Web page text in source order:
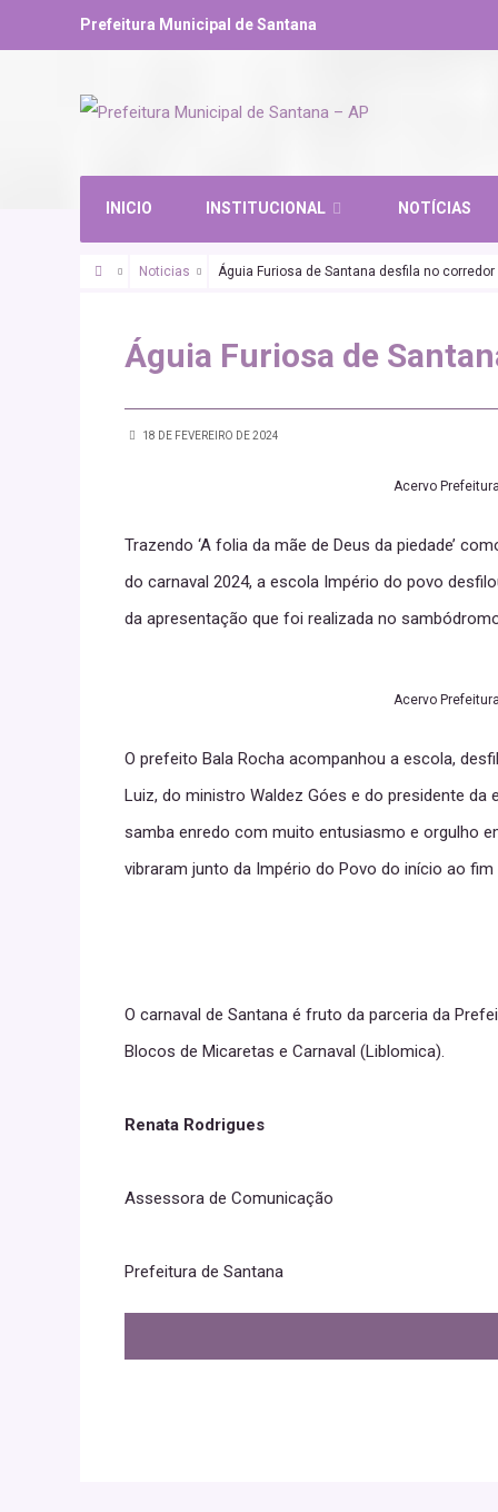
Prefeitura Municipal de Santana
INICIO INSTITUCIONAL NOTÍCIAS
Noticias Águia Furiosa de Santana desfila no corredor
Águia Furiosa de
18 DE FEVEREIRO DE 2024
Acervo
Trazendo ‘A folia da mãe de Deus da piedade’
do carnaval 2024, a escola Império do povo
da apresentação que foi realizada no
Acervo
O prefeito Bala Rocha acompanhou a escola,
Luiz, do ministro Waldez Góes e do presidente
samba enredo com muito entusiasmo e orgulho
vibraram junto da Império do Povo do início ao fim
O carnaval de Santana é fruto da parceria da
Blocos de Micaretas e Carnaval (Liblomica).
Renata Rodrigues
Assessora de Comunicação
Prefeitura de Santana